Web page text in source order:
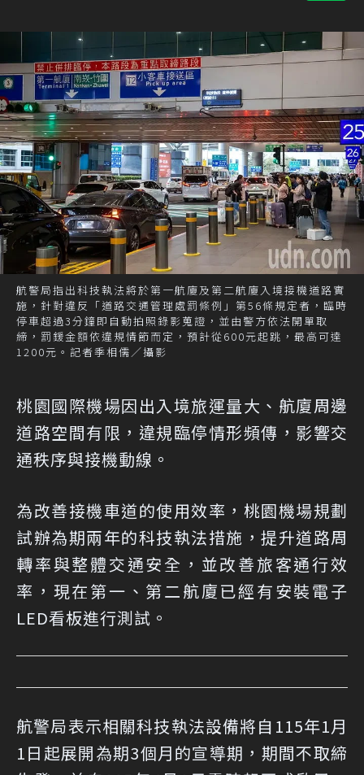
航警局指出科技執法將於第一航廈及第二航廈入境接機道路實
施，針對違反「道路交通管理處罰條例」第56條規定者，臨時
停車超過3分鐘即自動拍照錄影蒐證，並由警方依法開單取
締，罰鍰金額依違規情節而定，預計從600元起跳，最高可達
1200元。記者季相儒／攝影
桃園國際機場因出入境旅運量大、航廈周邊
道路空間有限，違規臨停情形頻傳，影響交
通秩序與接機動線。
為改善接機車道的使用效率，桃園機場規劃
試辦為期兩年的科技執法措施，提升道路周
轉率與整體交通安全，並改善旅客通行效
率，現在第一、第二航廈已經有安裝電子
LED看板進行測試。
航警局表示相關科技執法設備將自115年1月
1日起展開為期3個月的宣導期，期間不取締